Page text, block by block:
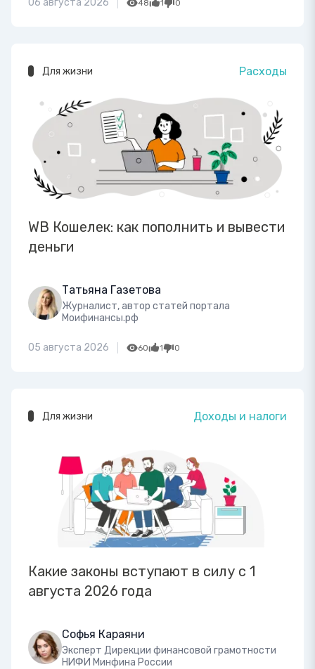
06 августа 2026 48 1 0
Для жизни Расходы
WB Кошелек: как пополнить и вывести
деньги
Татьяна Газетова
Журналист, автор статей портала
Моифинансы.рф
05 августа 2026 60 1 0
Для жизни Доходы и налоги
Какие законы вступают в силу с 1
августа 2026 года
Софья Караяни
Эксперт Дирекции финансовой грамотности
НИФИ Минфина России